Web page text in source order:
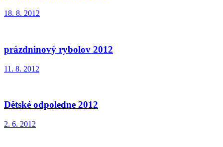
18. 8. 2012
prázdninový rybolov 2012
11. 8. 2012
Dětské odpoledne 2012
2. 6. 2012